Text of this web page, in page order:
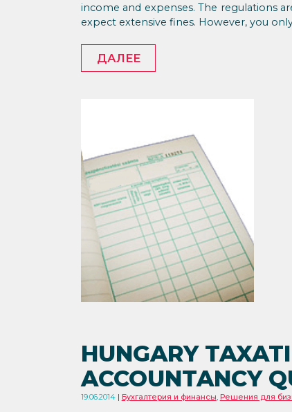
income and expenses. The regulations
expect extensive fines. However, you
ДАЛЕЕ
HUNGARY
ACCOUNTANCY
19.06.2014 Бухгалтерия и финансы, Решения для